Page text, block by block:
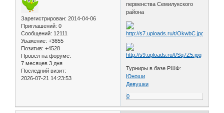
Зарегистрирован: 2014-04-06
Приглашений: 0
Сообщений: 12111
Уважение: +3655
Позитив: +4528
Провел на форуме:
7 месяцев 3 дня
Последний визит:
2026-07-21 14:23:53
первенства Семилукского
района
Турниры в базе РШФ:
Юноши
Девушки
0